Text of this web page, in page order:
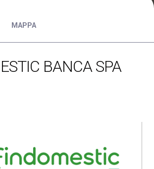
MAPPA
BANCA SPA